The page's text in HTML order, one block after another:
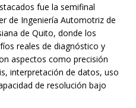
fue la semifinal
de Ingeniería Automotriz de
de Quito, donde los
reales de diagnóstico y
aspectos como precisión
interpretación de datos, uso
de resolución bajo